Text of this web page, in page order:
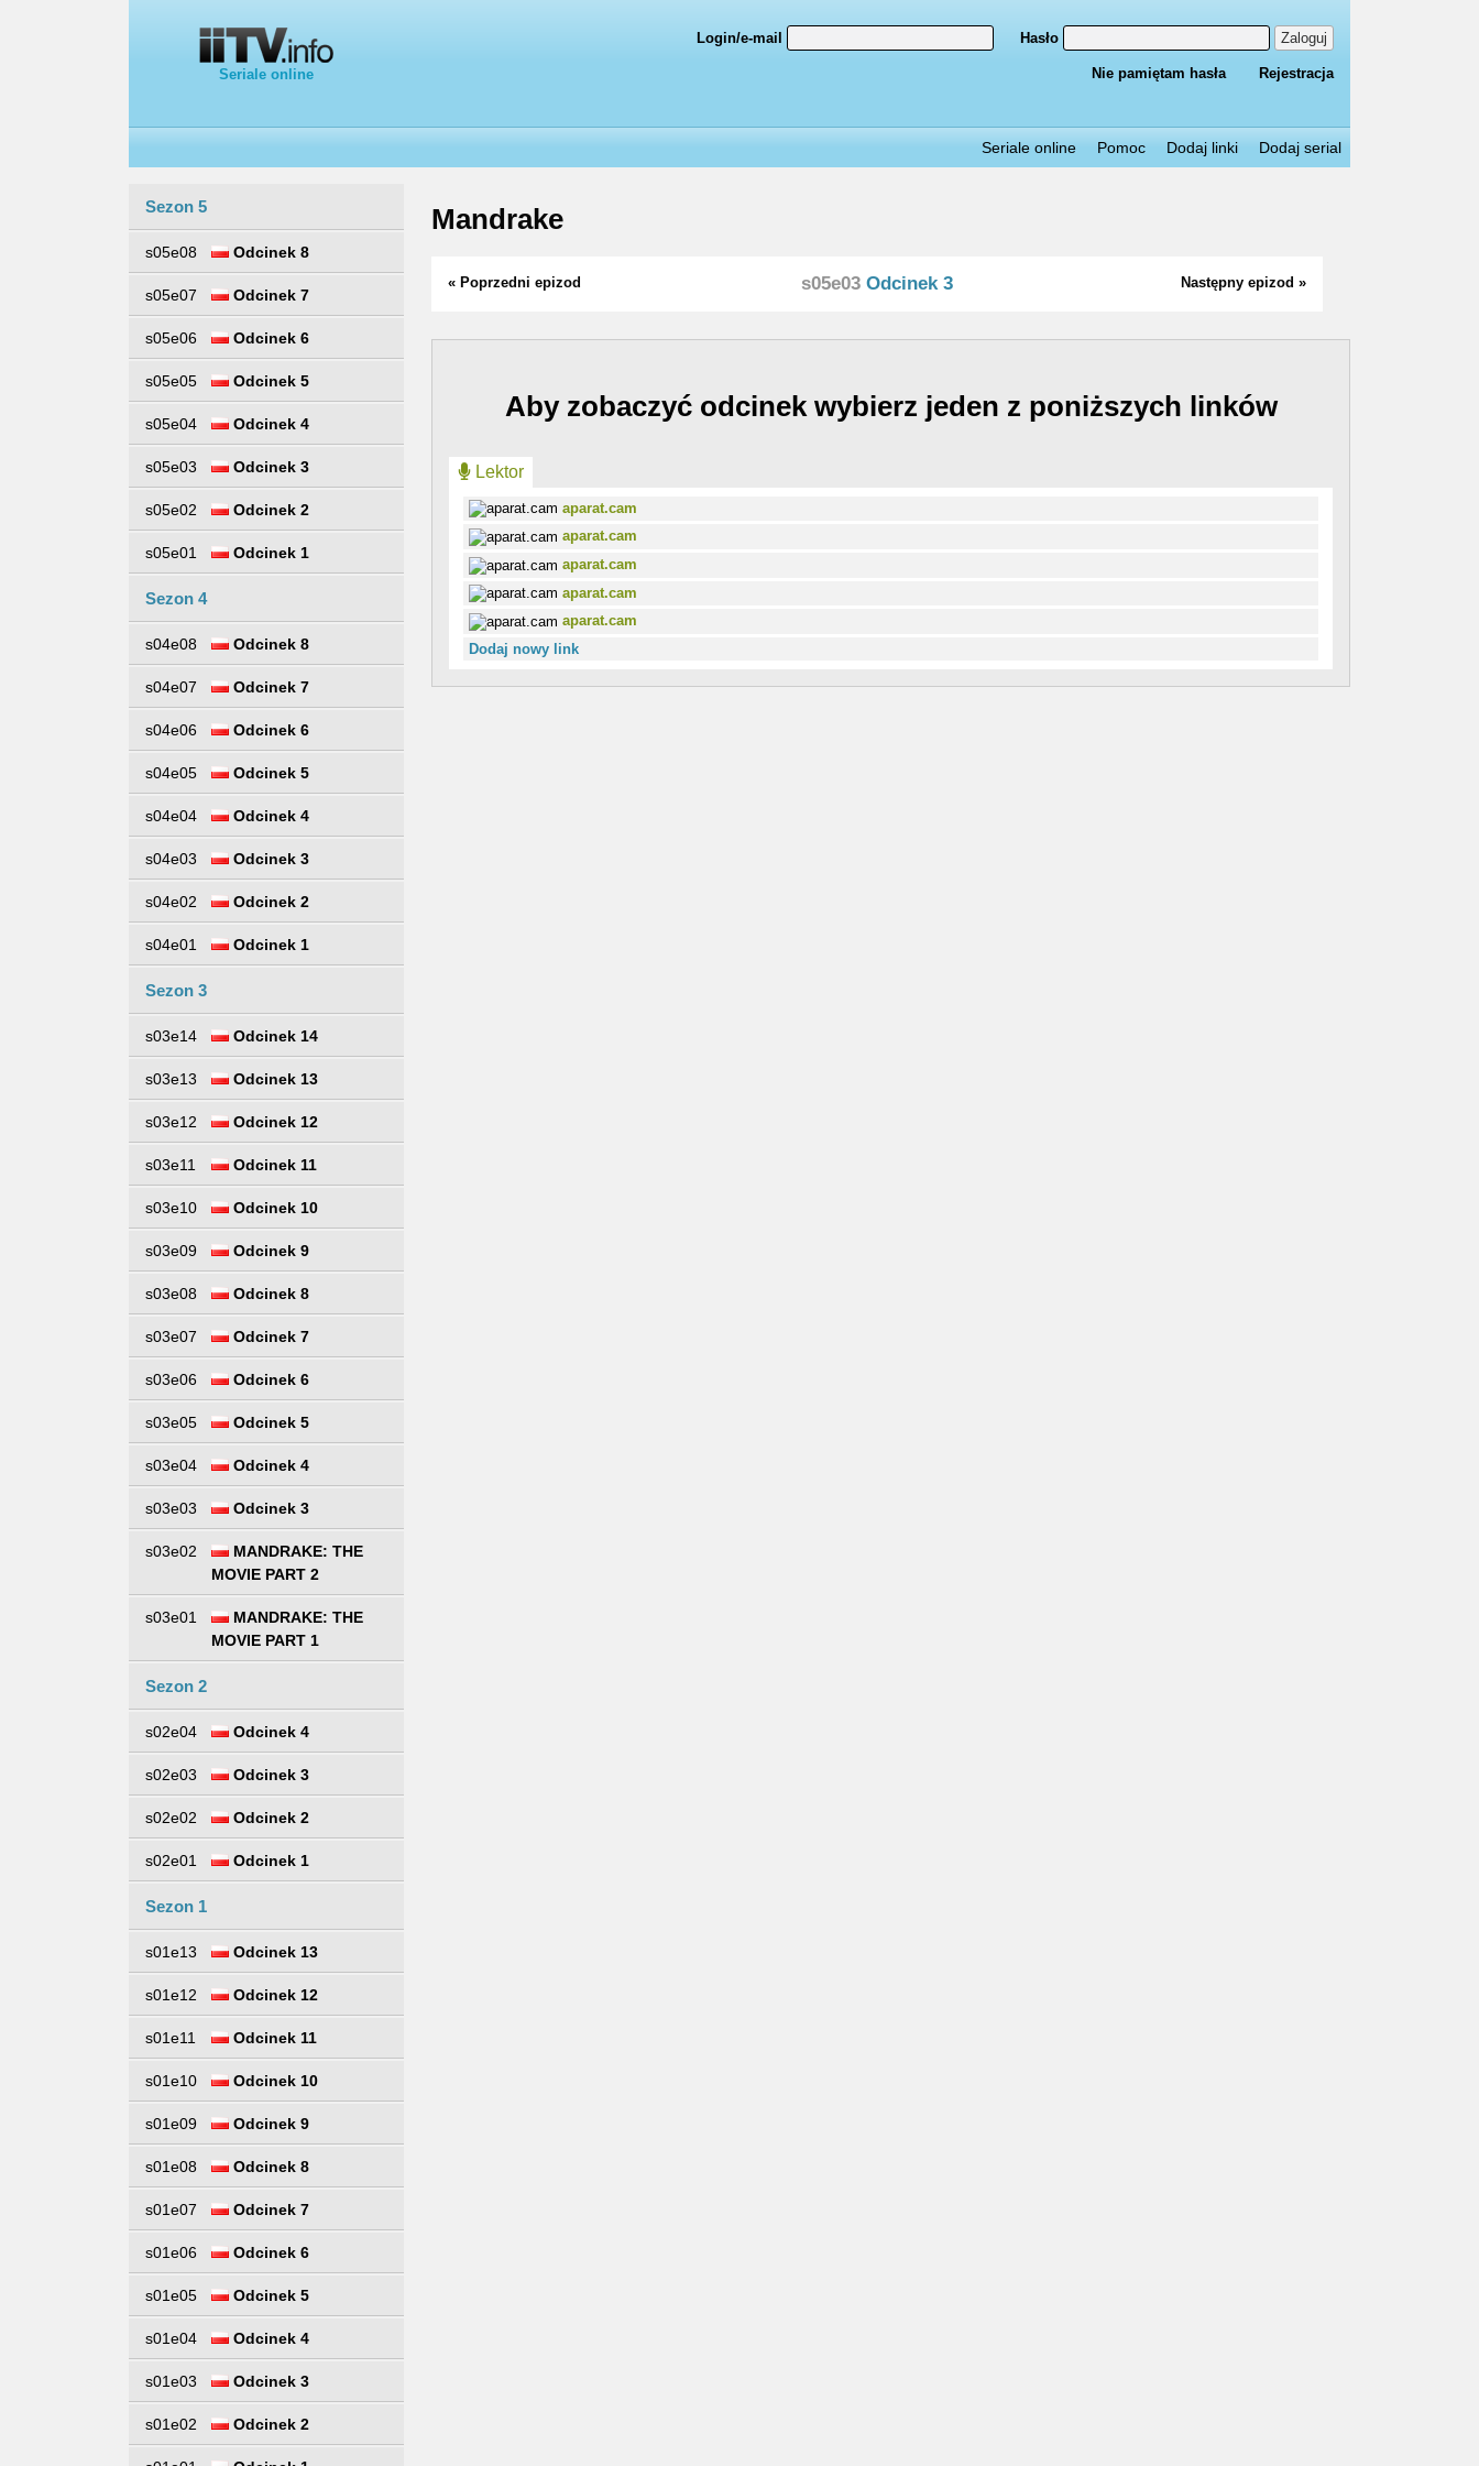
Seriale online
Login/e-mail Hasło Zaloguj
Nie pamiętam hasła Rejestracja
Seriale online Pomoc Dodaj linki Dodaj serial
Sezon 5
s05e08 Odcinek 8
s05e07 Odcinek 7
s05e06 Odcinek 6
s05e05 Odcinek 5
s05e04 Odcinek 4
s05e03 Odcinek 3
s05e02 Odcinek 2
s05e01 Odcinek 1
Sezon 4
s04e08 Odcinek 8
s04e07 Odcinek 7
s04e06 Odcinek 6
s04e05 Odcinek 5
s04e04 Odcinek 4
s04e03 Odcinek 3
s04e02 Odcinek 2
s04e01 Odcinek 1
Sezon 3
s03e14 Odcinek 14
s03e13 Odcinek 13
s03e12 Odcinek 12
s03e11 Odcinek 11
s03e10 Odcinek 10
s03e09 Odcinek 9
s03e08 Odcinek 8
s03e07 Odcinek 7
s03e06 Odcinek 6
s03e05 Odcinek 5
s03e04 Odcinek 4
s03e03 Odcinek 3
s03e02
MANDRAKE: THE
MOVIE PART 2
s03e01
MANDRAKE: THE
MOVIE PART 1
Sezon 2
s02e04 Odcinek 4
s02e03 Odcinek 3
s02e02 Odcinek 2
s02e01 Odcinek 1
Sezon 1
s01e13 Odcinek 13
s01e12 Odcinek 12
s01e11 Odcinek 11
s01e10 Odcinek 10
s01e09 Odcinek 9
s01e08 Odcinek 8
s01e07 Odcinek 7
s01e06 Odcinek 6
s01e05 Odcinek 5
s01e04 Odcinek 4
s01e03 Odcinek 3
s01e02 Odcinek 2
Mandrake
« Poprzedni epizod Następny epizod »
s05e03 Odcinek 3
Aby zobaczyć odcinek wybierz jeden z poniższych linków
Lektor
aparat.cam
aparat.cam
aparat.cam
aparat.cam
aparat.cam
Dodaj nowy link